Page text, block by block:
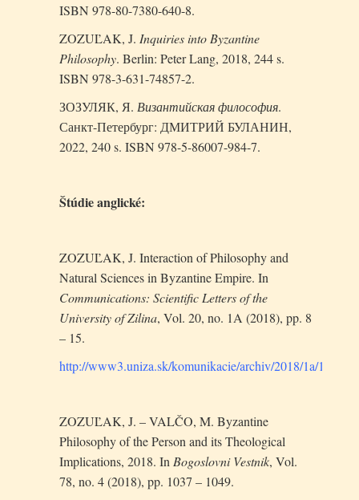
ISBN 978-80-7380-640-8.
ZOZUĽAK, J. Inquiries into Byzantine
Philosophy. Berlin: Peter Lang, 2018, 244 s.
ISBN 978-3-631-74857-2.
ЗОЗУЛЯК, Я. Византийская философия.
Санкт-Петербург: ДМИТРИЙ БУЛАНИН,
2022, 240 s. ISBN 978-5-86007-984-7.
Štúdie anglické:
ZOZUĽAK, J. Interaction of Philosophy and
Natural Sciences in Byzantine Empire. In
Communications: Scientific Letters of the
University of Zilina, Vol. 20, no. 1A (2018), pp. 8
– 15.
http://www3.uniza.sk/komunikacie/archiv/2018/1a/
ZOZUĽAK, J. – VALČO, M. Byzantine
Philosophy of the Person and its Theological
Implications, 2018. InBogoslovni Vestnik, Vol.
78, no. 4 (2018), pp. 1037 – 1049.